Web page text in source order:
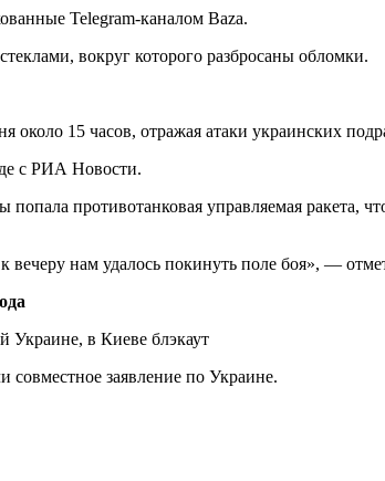
Telegram-каналом Baza.
вокруг которого разбросаны обломки.
15 часов, отражая атаки украинских
с РИА Новости.
противотанковая управляемая ракета,
вечеру нам удалось покинуть поле боя», —
заявление по Украине.